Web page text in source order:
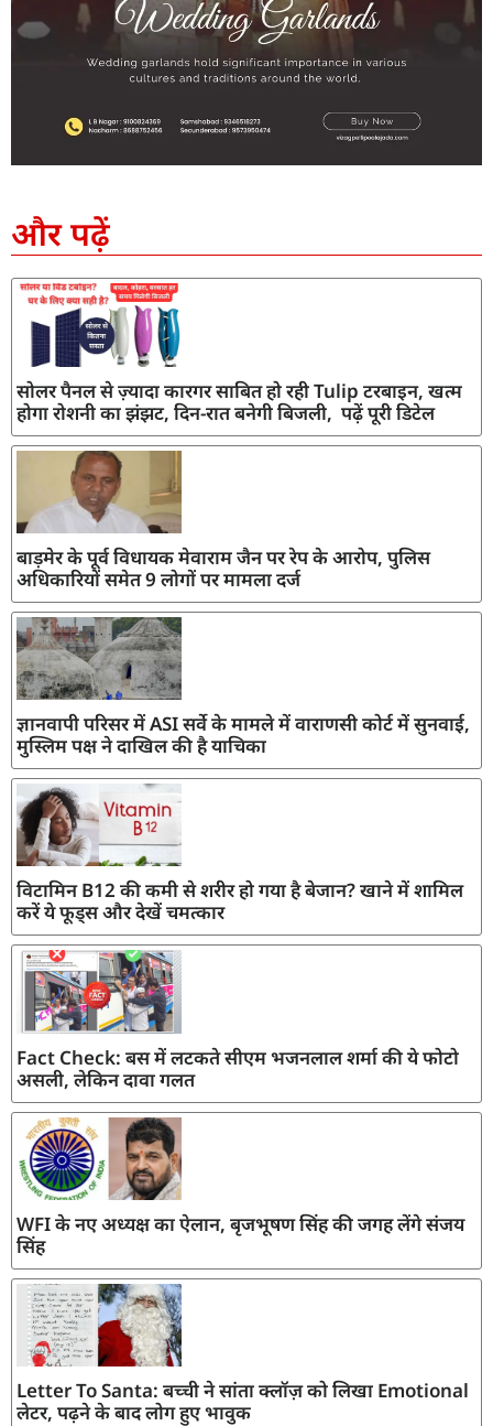
और पढ़ें
सोलर पैनल से ज़्यादा कारगर साबित हो रही Tulip टरबाइन, खत्म
होगा रोशनी का झंझट, दिन-रात बनेगी बिजली, पढ़ें पूरी डिटेल
बाड़मेर के पूर्व विधायक मेवाराम जैन पर रेप के आरोप, पुलिस
अधिकारियों समेत 9 लोगों पर मामला दर्ज
ज्ञानवापी परिसर में ASI सर्वे के मामले में वाराणसी कोर्ट में सुनवाई,
मुस्लिम पक्ष ने दाखिल की है याचिका
विटामिन B12 की कमी से शरीर हो गया है बेजान? खाने में शामिल
करें ये फूड्स और देखें चमत्कार
Fact Check: बस में लटकते सीएम भजनलाल शर्मा की ये फोटो
असली, लेकिन दावा गलत
WFI के नए अध्यक्ष का ऐलान, बृजभूषण सिंह की जगह लेंगे संजय
सिंह
Letter To Santa: बच्ची ने सांता क्लॉज़ को लिखा Emotional
लेटर, पढ़ने के बाद लोग हुए भावुक